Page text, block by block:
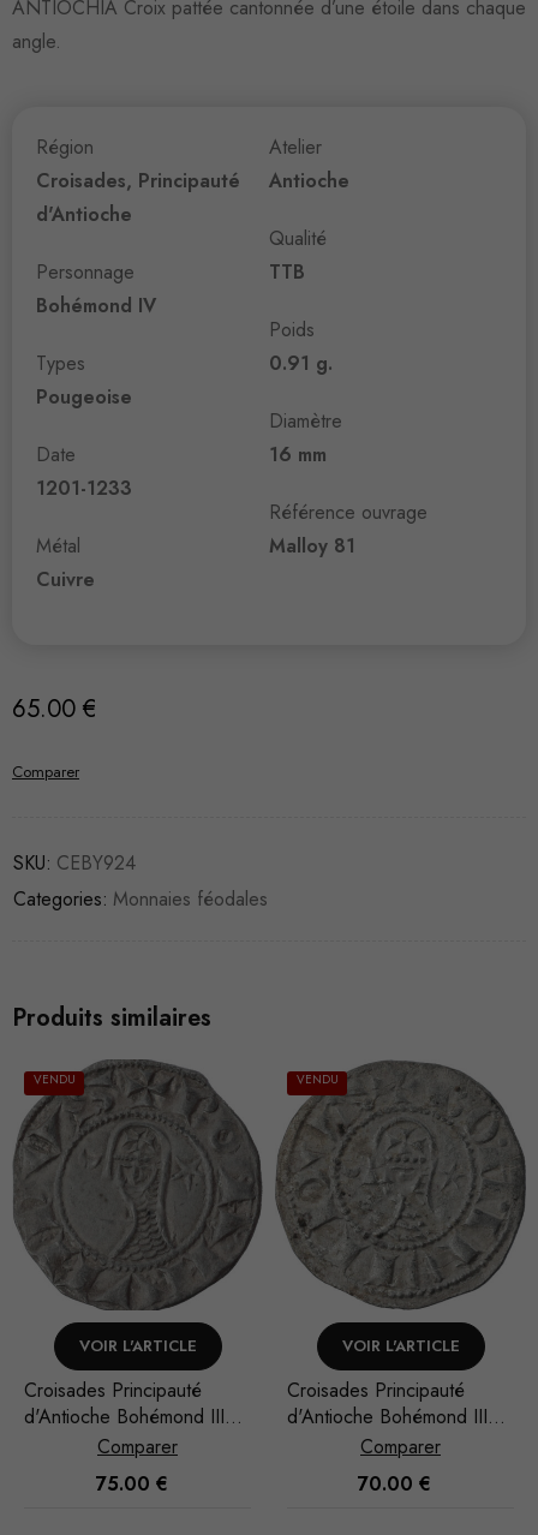
ANTIOCHIA Croix pattée cantonnée d’une étoile dans chaque
angle.
Région
Croisades, Principauté
d'Antioche
Personnage
Bohémond IV
Types
Pougeoise
Date
1201-1233
Métal
Cuivre
Atelier
Antioche
Qualité
TTB
Poids
0.91 g.
Diamètre
16 mm
Référence ouvrage
Malloy 81
65.00 €
Comparer
SKU: CEBY924
Categories: Monnaies féodales
Produits similaires
VENDU
VOIR L'ARTICLE
Croisades Principauté
d'Antioche Bohémond III
Denier
Comparer
70.00
VENDU
VOIR L'ARTICLE
Italie Naples Robert
d'Anjou Gigliato Carlin
Comparer
140.00
Nécessaire